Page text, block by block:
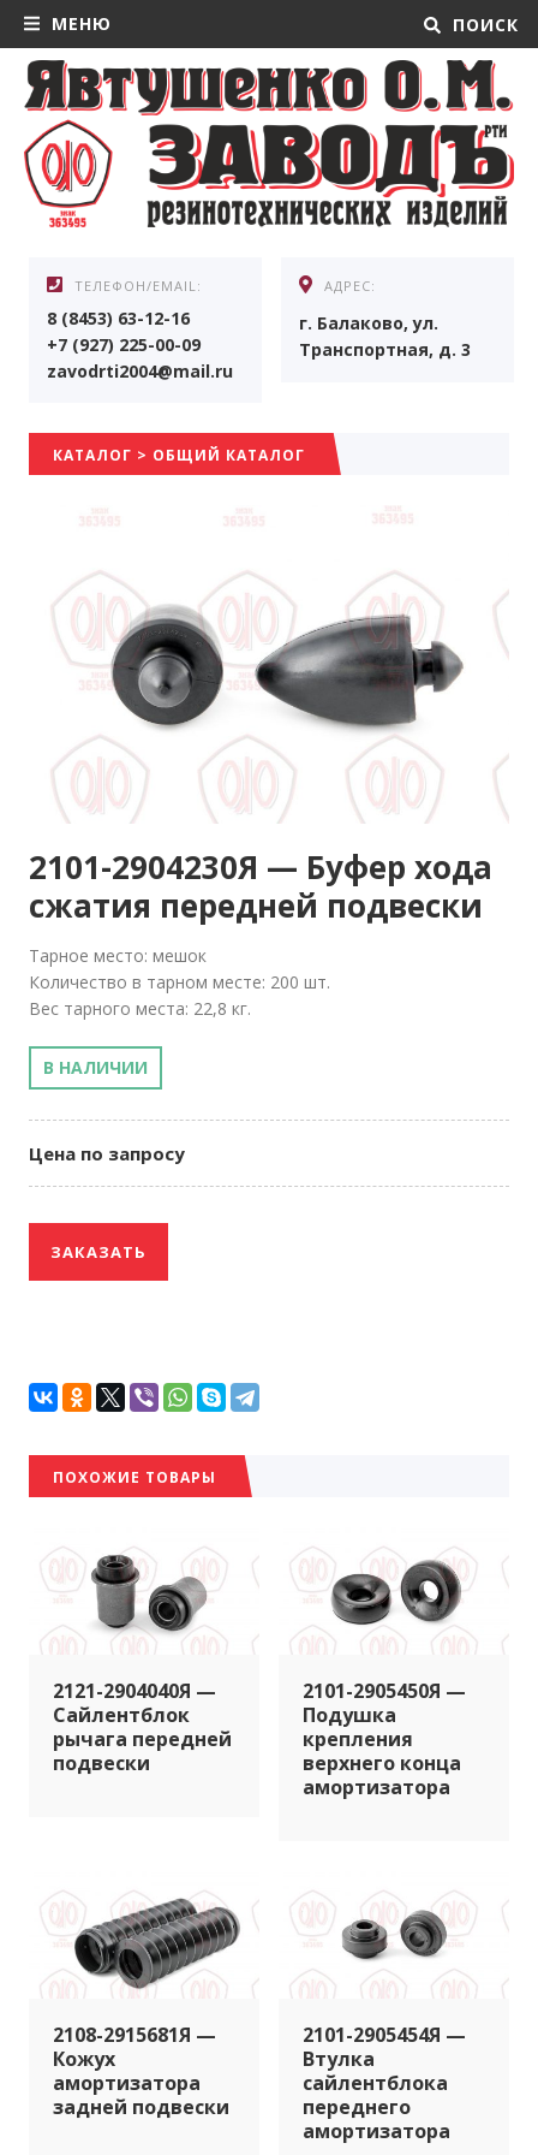
МЕНЮ ПОИСК
ТЕЛЕФОН/EMAIL:
8 (8453) 63-12-16
+7 (927) 225-00-09
zavodrti2004@mail.ru
АДРЕС:
г. Балаково, ул.
Транспортная, д. 3
КАТАЛОГ > ОБЩИЙ КАТАЛОГ
2101-2904230Я — Буфер хода
сжатия передней подвески
Тарное место: мешок
Количество в тарном месте: 200 шт.
Вес тарного места: 22,8 кг.
В НАЛИЧИИ
Цена по запросу
ЗАКАЗАТЬ
ПОХОЖИЕ ТОВАРЫ
2121-2904040Я —
Сайлентблок
рычага передней
подвески
2101-2905450Я —
Подушка
крепления
верхнего конца
амортизатора
2108-2915681Я —
Кожух
амортизатора
задней подвески
2101-2905454Я —
Втулка
сайлентблока
переднего
амортизатора